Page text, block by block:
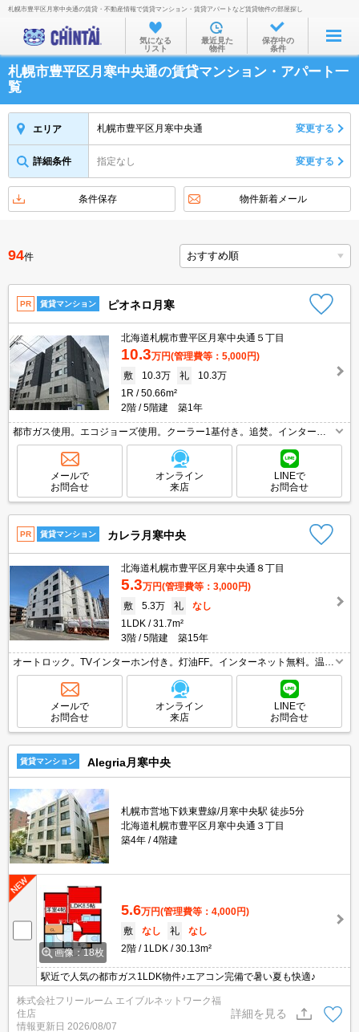
お部屋を探す
沿線・駅から
住所から
家賃相場から
不動産会社から
札幌市豊平区月寒中央通の賃貸・不動産情報で賃貸マンション・賃貸アパートなど賃貸物件の部屋探し
気になる
リスト
最近見た
物件
保存中の
条件
札幌市豊平区月寒中央通の賃貸マンション・アパート一
覧
エリア 札幌市豊平区月寒中央通 変更する
詳細条件 指定なし 変更する
条件保存 物件新着メール
94件
PR 賃貸マンション ピオネロ月寒
北海道札幌市豊平区月寒中央通５丁目
10.3万円(管理費等：5,000円)
敷
10.3万 礼
10.3万
1R
50.66m²
2階
5階建 築1年
都市ガス使用。エコジョーズ使用。クーラー1基付き。追焚。インターネ
ット無料。エレベーターあり。宅配ボックスあり。退去時、エアコン洗浄
代16,500円。退去時、ルームクリーニング料金49,500円。
メールで
お問合せ
オンライン
来店
LINEで
お問合せ
PR 賃貸マンション カレラ月寒中央
北海道札幌市豊平区月寒中央通８丁目
5.3万円(管理費等：3,000円)
敷
5.3万 礼
なし
1LDK
31.7m²
3階
5階建 築15年
オートロック。TVインターホン付き。灯油FF。インターネット無料。温水
洗浄便座付き。シャワー付独立洗面台。ガスコンロ設置可。照明器具付
き。宅配ボックスあり。駐輪場有。初期費用カード払い可。
メールで
お問合せ
オンライン
来店
LINEで
お問合せ
賃貸マンション Alegria月寒中央
札幌市営地下鉄東豊線/月寒中央駅 徒歩5分
北海道札幌市豊平区月寒中央通３丁目
築4年
4階建
画像：18枚
5.6万円(管理費等：4,000円)
敷
なし 礼
なし
2階
1LDK 30.13m²
駅近で人気の都市ガス1LDK物件♪エアコン完備で暑い夏も快適♪
株式会社フリールーム エイブルネットワーク福
住店
情報更新日 2026/08/07
詳細を見る